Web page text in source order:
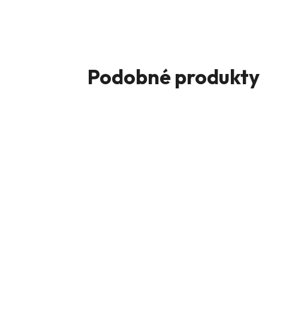
Podobné produkty